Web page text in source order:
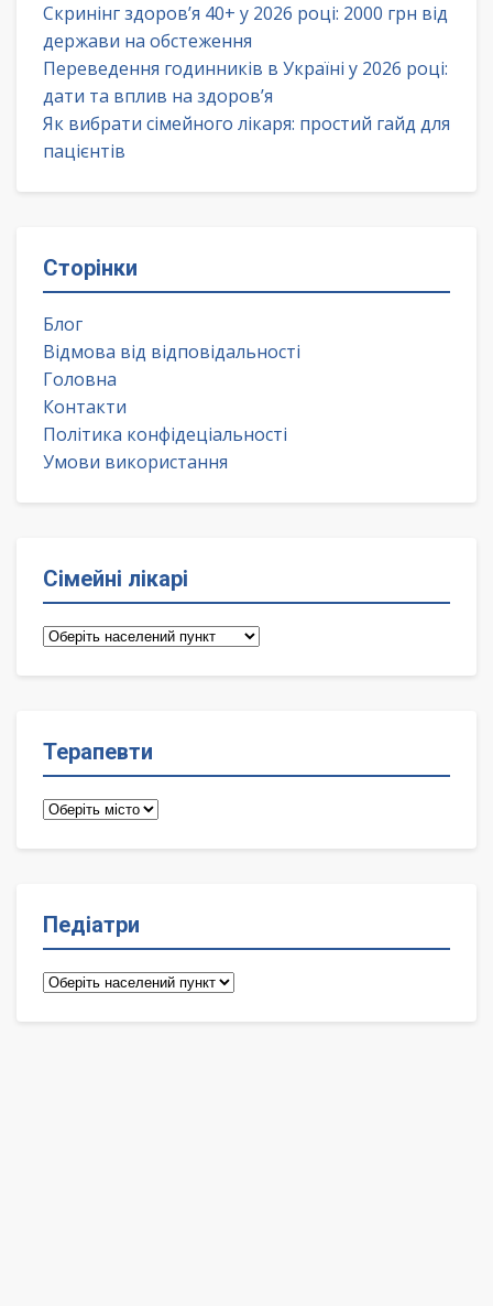
Скринінг здоров’я 40+ у 2026 році: 2000 грн від
держави на обстеження
Переведення годинників в Україні у 2026 році:
дати та вплив на здоров’я
Як вибрати сімейного лікаря: простий гайд для
пацієнтів
Сторінки
Блог
Відмова від відповідальності
Головна
Контакти
Політика конфідеціальності
Умови використання
Сімейні лікарі
Сімейні
Терапевти
Терапевти
Педіатри
Педіатри